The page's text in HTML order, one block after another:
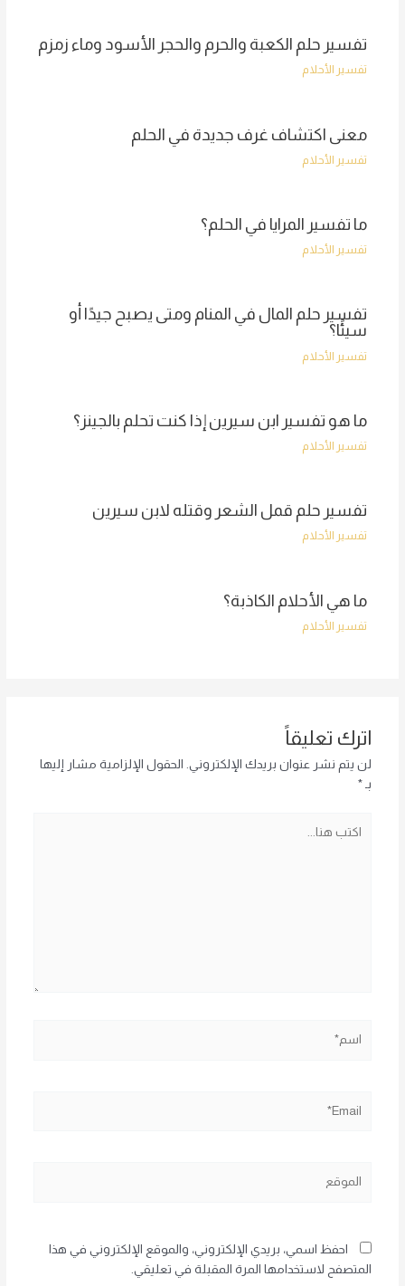
تفسير حلم الكعبة والحرم والحجر الأسود وماء زمزم
تفسير الأحلام
معنى اكتشاف غرف جديدة في الحلم
تفسير الأحلام
ما تفسير المرايا في الحلم؟
تفسير الأحلام
تفسير حلم المال في المنام ومتى يصبح جيدًا أو
سيئًا؟
تفسير الأحلام
ما هو تفسير ابن سيرين إذا كنت تحلم بالجينز؟
تفسير الأحلام
تفسير حلم قمل الشعر وقتله لابن سيرين
تفسير الأحلام
ما هي الأحلام الكاذبة؟
تفسير الأحلام
اترك تعليقاً
لن يتم نشر عنوان بريدك الإلكتروني. الحقول الإلزامية مشار إليها
بـ *
احفظ اسمي، بريدي الإلكتروني، والموقع الإلكتروني في هذا
المتصفح لاستخدامها المرة المقبلة في تعليقي.